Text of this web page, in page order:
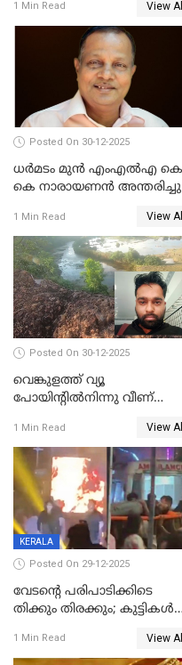
പിടികൂടി പൊലീസ്
1 Min Read View All
Posted On 30-12-2025
ധർമടം മുൻ എംഎല്‍എ കെ
കെ നാരായണന്‍ അന്തരിച്ചു
1 Min Read View All
Posted On 30-12-2025
വെങ്കുളത്ത് വ്യൂ
പോയിന്റിൽനിന്നു വീണ്
1 Min Read View All
KERALA
Posted On 29-12-2025
വേടന്റെ പരിപാടിക്കിടെ
തിക്കും തിരക്കും; കുട്ടികള്‍
പരിക്ക്; പാളം മറികടന്ന
1 Min Read View All